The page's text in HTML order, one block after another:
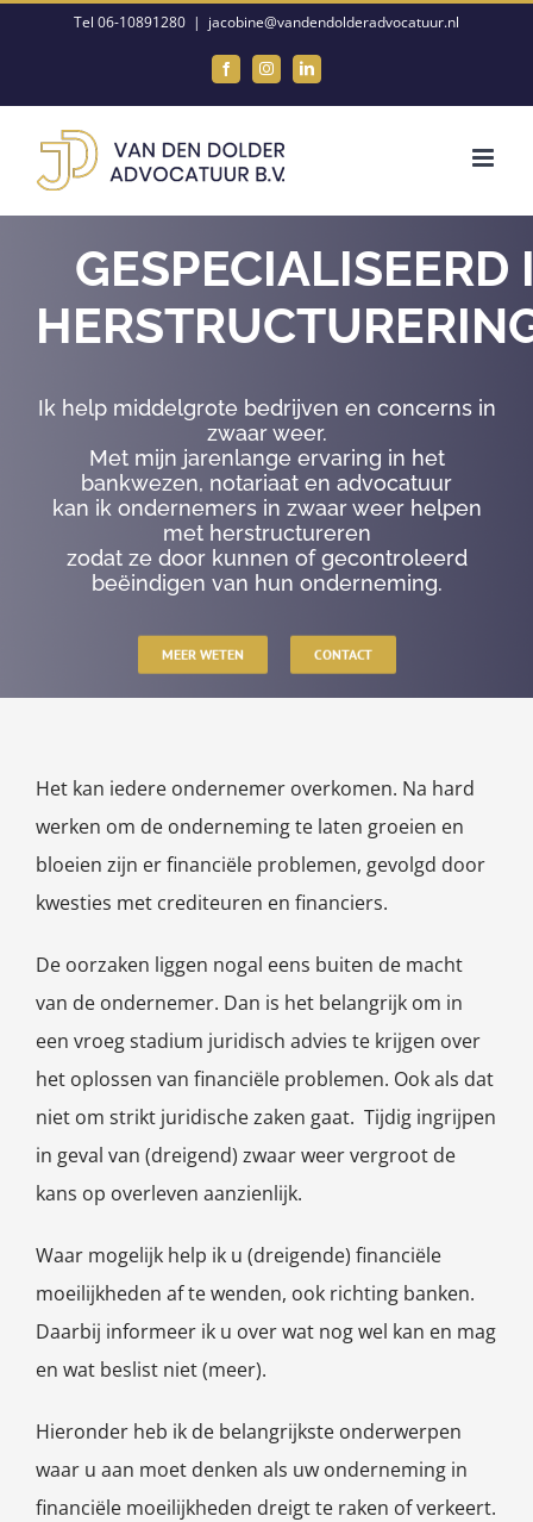
Tel 06-10891280 | jacobine@vandendolderadvocatuur.nl
FacebookInstagramLinkedIn
GESPECIALISEERD
Ik help middelgrote bedrijven en concerns in
zwaar weer.
Met mijn jarenlange ervaring in het
bankwezen, notariaat en advocatuur
kan ik ondernemers in zwaar weer helpen
met herstructureren
zodat ze door kunnen of gecontroleerd
beëindigen van hun onderneming.
MEER WETEN CONTACT
Het kan iedere ondernemer overkomen. Na hard
werken om de onderneming te laten groeien en
bloeien zijn er financiële problemen, gevolgd door
kwesties met crediteuren en financiers.
De oorzaken liggen nogal eens buiten de macht
van de ondernemer. Dan is het belangrijk om in
een vroeg stadium juridisch advies te krijgen over
het oplossen van financiële problemen. Ook als dat
niet om strikt juridische zaken gaat. Tijdig ingrijpen
in geval van (dreigend) zwaar weer vergroot de
kans op overleven aanzienlijk.
Waar mogelijk help ik u (dreigende) financiële
moeilijkheden af te wenden, ook richting banken.
Daarbij informeer ik u over wat nog wel kan en mag
en wat beslist niet (meer).
Hieronder heb ik de belangrijkste onderwerpen
waar u aan moet denken als uw onderneming in
financiële moeilijkheden dreigt te raken of verkeert.